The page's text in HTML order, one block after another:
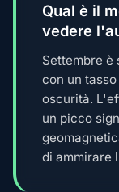
Qual è il
vedere
Settembre è
con un
oscurità.
un picco
di ammirare